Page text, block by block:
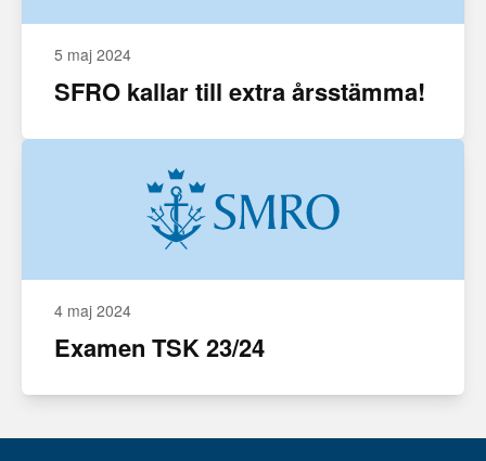
5 maj 2024
SFRO kallar till extra årsstämma!
4 maj 2024
Examen TSK 23/24